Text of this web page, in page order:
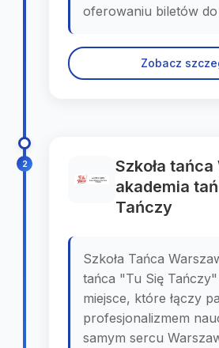
oferowaniu biletów
Zobacz
2
Szkoła
akademia
Tańczy
Szkoła Tańca
tańca "Tu Się
miejsce, które łączy
profesjonalizmem
samym sercu